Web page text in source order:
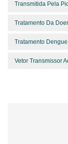
Transmitida Pela
Tratamento Da
Tratamento Dengue
Vetor Transmissor